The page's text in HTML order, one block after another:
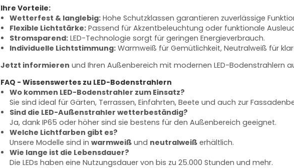
Ihre Vorteile:
Wetterfest & langlebig: Hohe Schutzklassen garantieren zuverlässige
Flexible Lichtstärke: Passend für Akzentbeleuchtung oder funktionale
Stromsparend: LED-Technologie sorgt für geringen Energieverbrauch.
Individuelle Lichtstimmung: Warmweiß für Gemütlichkeit, Neutralweiß für
Jetzt informieren und Ihren Außenbereich mit modernen LED-Bodenstrahlern
FAQ - Wissenswertes zu LED-Bodenstrahlern
Wo kommen LED-Bodenstrahler zum Einsatz?
Sie sind ideal für Gärten, Terrassen, Einfahrten, Beete und auch zur
Sind die LED-Außenstrahler wetterbeständig?
Ja, dank IP65 oder höher sind sie bestens für den Außenbereich geeignet.
Welche Lichtfarben gibt es?
Unsere Modelle sind in warmweiß und neutralweiß erhältlich.
Wie lange ist die Lebensdauer?
Die LEDs haben eine Nutzungsdauer von bis zu 25.000 Stunden und mehr.